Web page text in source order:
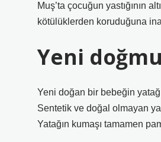
Muş’ta çocuğun yastığının
kötülüklerden koruduğuna
Yeni
Yeni doğan bir bebeğin
Sentetik ve doğal olmayan
Yatağın kumaşı tamamen